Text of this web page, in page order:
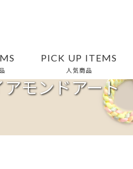
PICK UP ITEMS
人気商品
モンドアート